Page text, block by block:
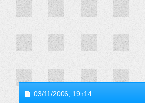
03/11/2006, 19h14